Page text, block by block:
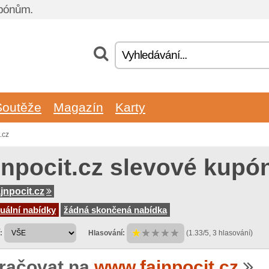
Magazín Karty
slevové
nabídky
žádná skončená nabídka
Hlasování: (1.33/5, 3 hlasování)